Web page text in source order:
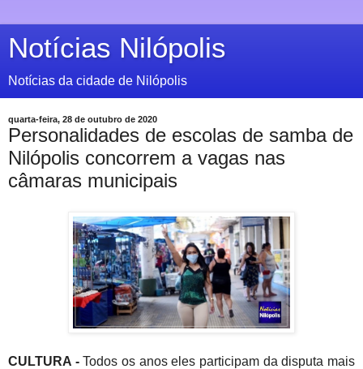
Notícias Nilópolis
Notícias da cidade de Nilópolis
quarta-feira, 28 de outubro de 2020
Personalidades de escolas de samba de
Nilópolis concorrem a vagas nas
câmaras municipais
CULTURA -Todos os anos eles participam da disputa mais